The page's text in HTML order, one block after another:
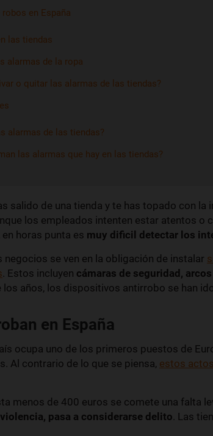
en España
las tiendas
alarmas de la ropa
o quitar las alarmas de las tiendas?
alarmas de las tiendas?
las alarmas que hay en las tiendas?
salido de una tienda y te has topado con
los empleados intenten estar atentos o
horas punta es muy dificil detectar los
negocios se ven en la obligación de instalar
. Estos incluyen cámaras de seguridad,
los años, los dispositivos antirrobo se han
en España
ocupa uno de los primeros puestos de
Al contrario de lo que se piensa, estos
menos de 400 euros se comete una falta
pasa a considerarse delito. Las